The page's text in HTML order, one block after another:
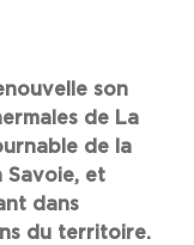
son
de La
de la
Savoie, et
dans
du territoire.